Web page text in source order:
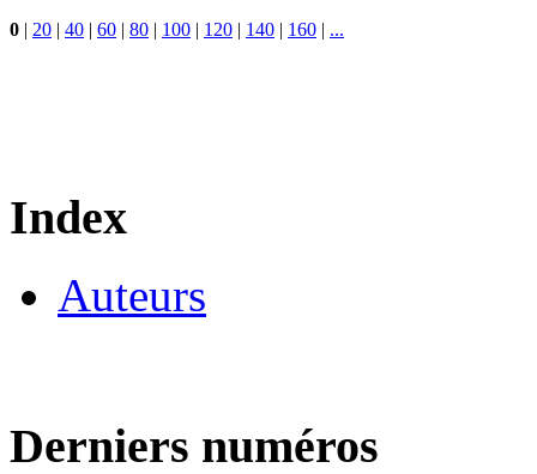
0 | 20 | 40 | 60 | 80 | 100 | 120 | 140 | 160 | ...
Index
Auteurs
Derniers numéros